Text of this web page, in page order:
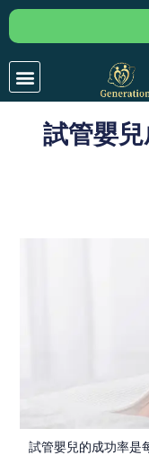
跳
至
主
試管嬰
試管嬰兒的成功率是